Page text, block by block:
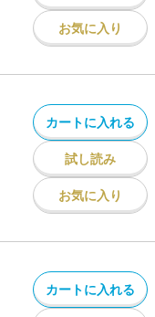
お気に入り
カートに入れる
試し読み
お気に入り
カートに入れる